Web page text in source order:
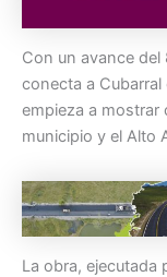
Con un avance del
conecta a
empieza a mostrar
municipio y el Alto
La obra, ejecutada